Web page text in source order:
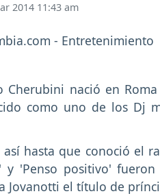
2014 11:43 am
Cherubini nació en
como uno de los Dj
así hasta que conoció el
y 'Penso positivo'
Jovanotti el título de